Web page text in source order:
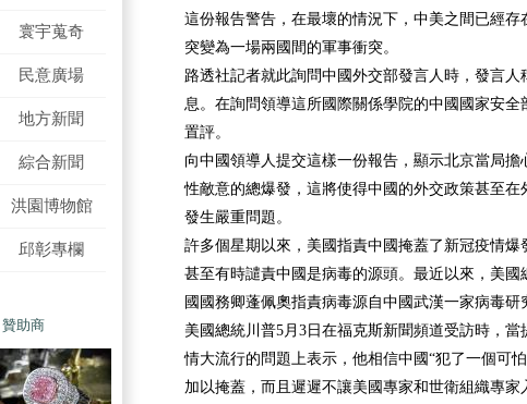
寰宇蒐奇
民意廣場
地方新聞
綜合新聞
洪園博物館
邱彰專欄
贊助商
這份報告警告，在最壞的情況下，中美之間已經存
突變為一場兩國間的軍事衝突。
路透社記者就此詢問中國外交部發言人時，發言人
息。在詢問領導這所國際關係學院的中國國家安全
置評。
向中國領導人提交這樣一份報告，顯示北京當局擔
性敵意的總爆發，這將使得中國的外交政策甚至在
發生嚴重問題。
許多個星期以來，美國指責中國掩蓋了新冠疫情爆
甚至有時譴責中國是病毒的源頭。最近以來，美國
國國務卿蓬佩奧指責病毒源自中國武漢一家病毒研
美國總統川普5月3日在福克斯新聞頻道受訪時，當
情大流行的問題上表示，他相信中國“犯了一個可
加以掩蓋，而且遲遲不讓美國專家和世衛組織專家